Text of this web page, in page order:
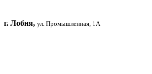
г. Лобня, ул. Промышленная, 1А